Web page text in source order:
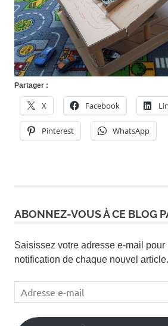
Partager :
X Facebook
Pinterest WhatsApp
ABONNEZ-VOUS À CE BLOG
Saisissez votre adresse e-mail pour
notification de chaque nouvel article.
Adresse
e-
mail